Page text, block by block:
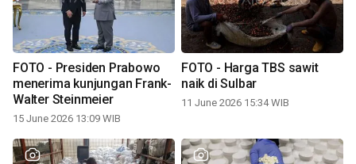
FOTO - Presiden Prabowo
menerima kunjungan Frank-
Walter Steinmeier
15 June 2026 13:09 WIB
FOTO - Harga TBS sawit
naik di Sulbar
11 June 2026 15:34 WIB